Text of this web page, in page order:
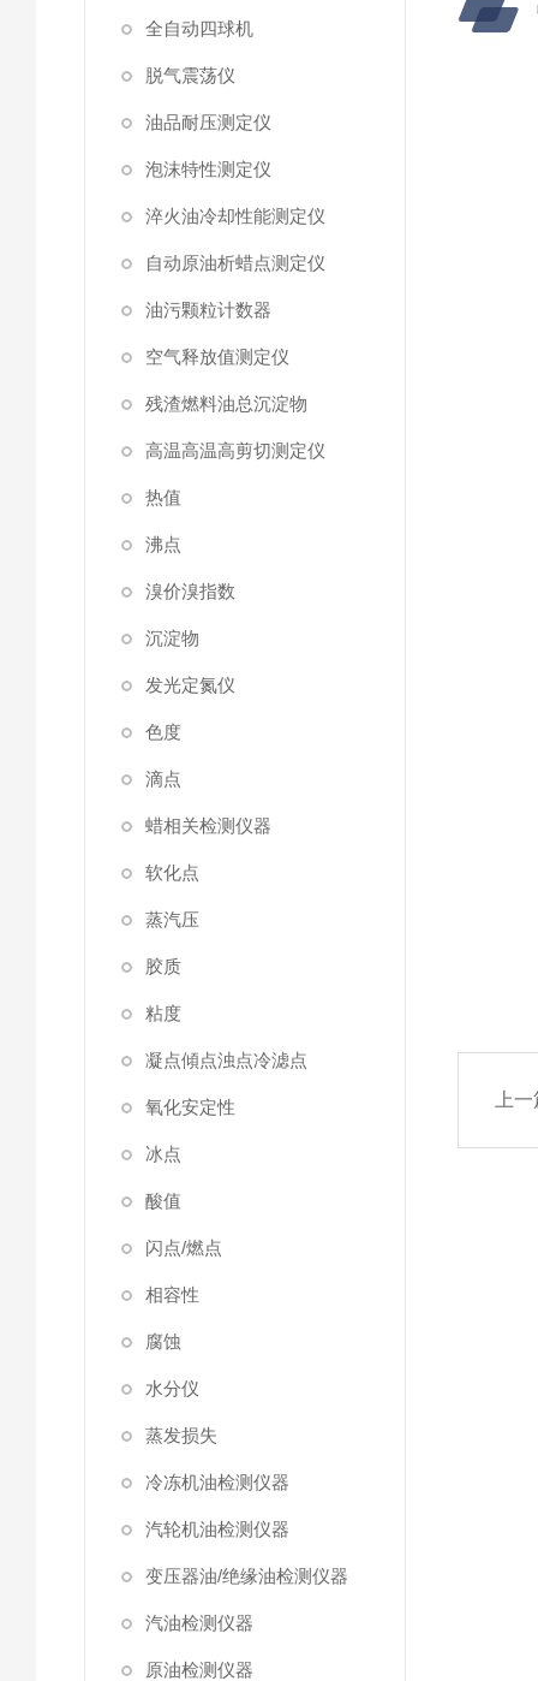
全自动四球机
脱气震荡仪
油品耐压测定仪
泡沫特性测定仪
淬火油冷却性能测定仪
自动原油析蜡点测定仪
油污颗粒计数器
空气释放值测定仪
残渣燃料油总沉淀物
高温高温高剪切测定仪
热值
沸点
溴价溴指数
沉淀物
发光定氮仪
色度
滴点
蜡相关检测仪器
软化点
蒸汽压
胶质
粘度
凝点傾点浊点冷滤点
氧化安定性
冰点
酸值
闪点/燃点
相容性
腐蚀
水分仪
蒸发损失
冷冻机油检测仪器
汽轮机油检测仪器
变压器油/绝缘油检测仪器
汽油检测仪器
原油检测仪器
上